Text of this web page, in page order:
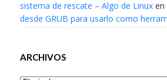
sistema de rescate – Algo de Linuxen
desde GRUB para usarlo como
ARCHIVOS